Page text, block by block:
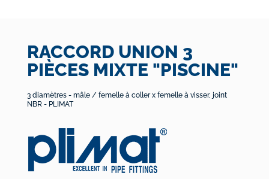
RACCORD UNION 3
PIÈCES MIXTE "PISCINE"
3 diamètres - mâle / femelle à coller x femelle à visser, joint
NBR - PLIMAT